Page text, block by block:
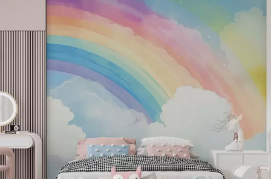
Доступни материјали
Standard
27.00
Premium
€
Premium Vinil
.00€/m²